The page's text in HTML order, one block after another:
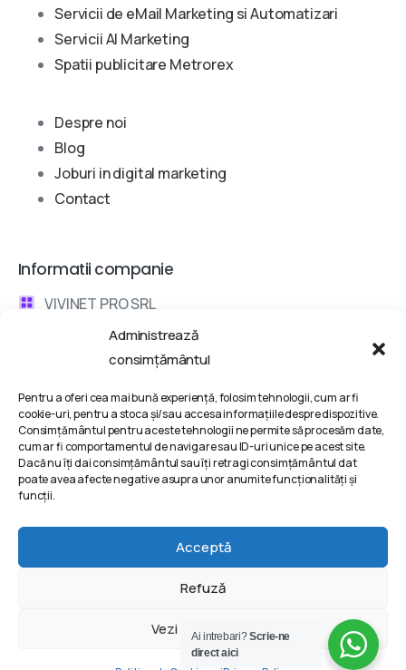
Administrează
consimțământul
Pentru a oferi cea mai bună experiență, folosim tehnologii, cum ar fi
cookie-uri, pentru a stoca și/sau accesa informațiile despre dispozitive.
Consimțământul pentru aceste tehnologii ne permite să procesăm date,
cum ar fi comportamentul de navigare sau ID-uri unice pe acest site.
Dacă nu îți dai consimțământul sau îți retragi consimțământul dat
poate avea afecte negative asupra unor anumite funcționalități și
funcții.
Acceptă
Refuză
Vezi preferințele
Servicii de eMail Marketing si Automatizari
Servicii AI Marketing
Spatii publicitare Metrorex
Despre noi
Blog
Joburi in digital marketing
Contact
Informatii companie
VIVINET PRO SRL
Bd. Metalurgiei 132, Bucharest, Romania
Discuta cu un consultant
Termeni si conditii
Politica de Confidentialitate
2025 | VIVINET PRO SRL © All rights reserved @ Powered
VIVINET – Digital agency
Ai intrebari?Scrie-ne
direct aici